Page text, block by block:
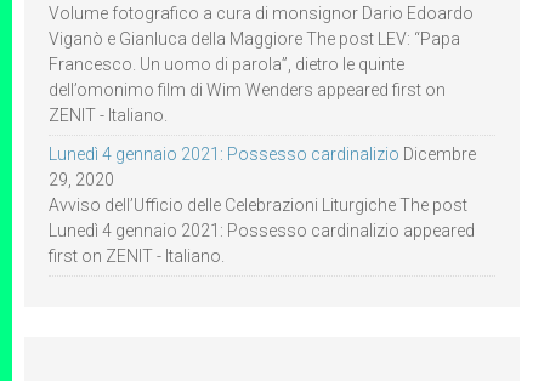
Volume fotografico a cura di monsignor Dario Edoardo
Viganò e Gianluca della Maggiore The post LEV: “Papa
Francesco. Un uomo di parola”, dietro le quinte
dell’omonimo film di Wim Wenders appeared first on
ZENIT - Italiano.
Lunedì 4 gennaio 2021: Possesso cardinalizio Dicembre
29, 2020
Avviso dell’Ufficio delle Celebrazioni Liturgiche The post
Lunedì 4 gennaio 2021: Possesso cardinalizio appeared
first on ZENIT - Italiano.